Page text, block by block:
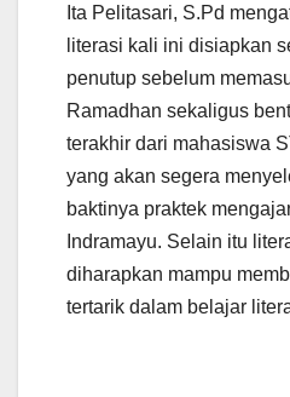
Ita Pelitasari, S.Pd
literasi kali ini disiapkan
penutup sebelum
Ramadhan sekaligus
terakhir dari mahasiswa
yang akan segera
baktinya praktek
Indramayu. Selain itu
diharapkan mampu
tertarik dalam belajar